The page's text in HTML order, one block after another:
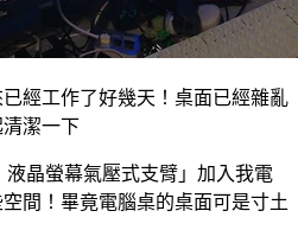
經工作了好幾天！桌面已經雜亂
潔一下
晶螢幕氣壓式支臂」加入我電
間！畢竟電腦桌的桌面可是寸土